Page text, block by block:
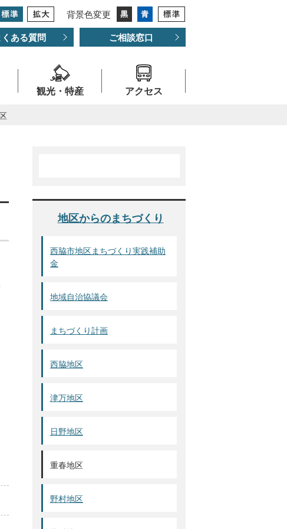
背景色変更
くある質問 ご相談窓口
観光・特産 アクセス
地区からのまちづくり
西脇市地区まちづくり実践補助
金
地域自治協議会
まちづくり計画
西脇地区
津万地区
日野地区
重春地区
野村地区